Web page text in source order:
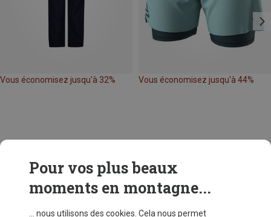
Vous économisez jusqu'à 32% Vous économisez jusqu'à 44%
Pour vos plus beaux
moments en montagne...
... nous utilisons des cookies. Cela nous permet